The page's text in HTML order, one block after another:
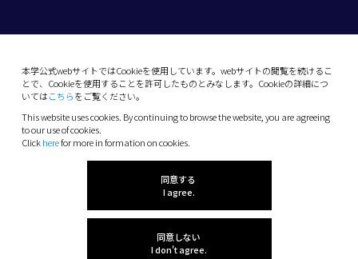
本学公式webサイトではCookieを使用しています。webサイトの閲覧を続けるこ
とで、Cookieを使用することを許可したものとみなします。Cookieの詳細につ
いてはこちらをご覧ください。
This website uses cookies. By continuing to browse the website, you are agreeing
to our use of cookies.
Clickherefor more in formation on cookies.
同意する
I agree.
同意しない
I don't agree.
10-13 Dogo-Himata, Matsuyama, Ehime 790-
Phone: +81 89-927-9000
(C) 2026 Ehime University.